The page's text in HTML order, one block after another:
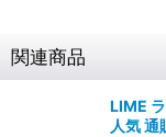
関連商品
LIME
人気 通